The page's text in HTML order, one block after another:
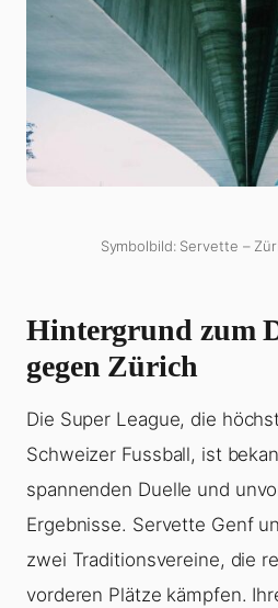
Symbolbild: Servette –
Hintergrund zum
gegen Zürich
Die Super League, die
Schweizer Fussball, ist
spannenden Duelle und
Ergebnisse. Servette Genf
zwei Traditionsvereine, die
vorderen Plätze kämpfen.